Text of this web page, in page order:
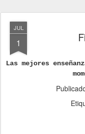
JUL
1
Las mejores